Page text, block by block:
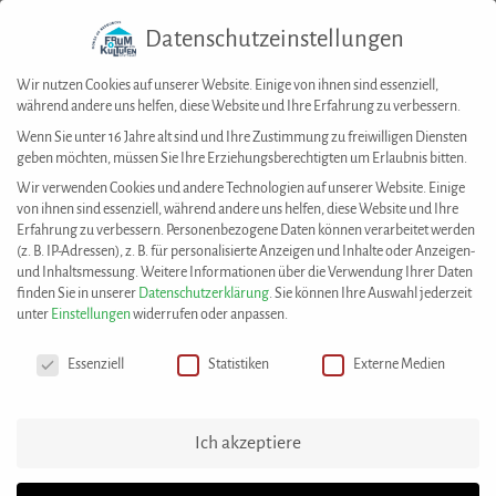
AKTUELLES
Datenschutzeinstellungen
Wir nutzen Cookies auf unserer Website. Einige von ihnen sind essenziell,
während andere uns helfen, diese Website und Ihre Erfahrung zu verbessern.
Wenn Sie unter 16 Jahre alt sind und Ihre Zustimmung zu freiwilligen Diensten
geben möchten, müssen Sie Ihre Erziehungsberechtigten um Erlaubnis bitten.
Wir verwenden Cookies und andere Technologien auf unserer Website. Einige
von ihnen sind essenziell, während andere uns helfen, diese Website und Ihre
Erfahrung zu verbessern. Personenbezogene Daten können verarbeitet werden
(z. B. IP-Adressen), z. B. für personalisierte Anzeigen und Inhalte oder Anzeigen-
und Inhaltsmessung. Weitere Informationen über die Verwendung Ihrer Daten
finden Sie in unserer Datenschutzerklärung. Sie können Ihre Auswahl jederzeit
unter Einstellungenwiderrufen oder anpassen.
Essenziell
Statistiken Externe Medien
Ich akzeptiere